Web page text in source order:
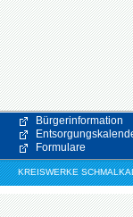
Bürgerinformation
Formulare
KREISWERKE